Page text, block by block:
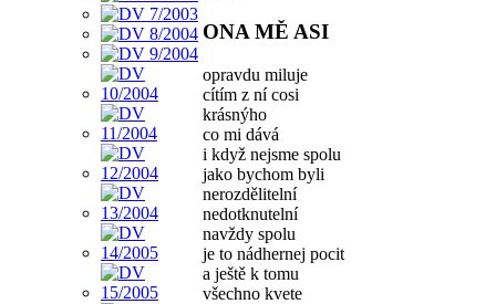
ONA MĚ ASI
opravdu miluje
cítím z ní cosi
krásnýho
co mi dává
i když nejsme spolu
jako bychom byli
nerozdělitelní
nedotknutelní
navždy spolu
je to nádhernej pocit
a ještě k tomu
všechno kvete